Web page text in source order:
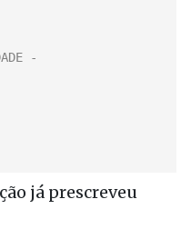
já prescreveu